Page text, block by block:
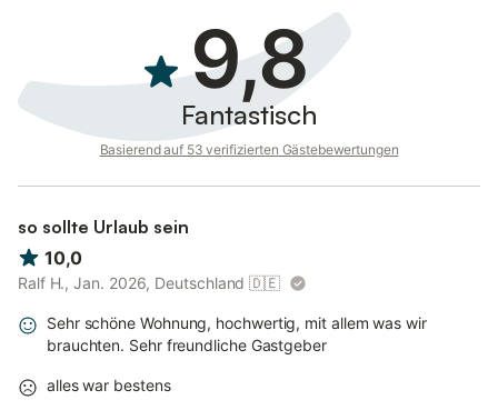
9,8
Fantastisch
Basierend auf 53 verifizierten Gästebewertungen
so sollte Urlaub sein
10,0
Ralf H., Jan. 2026, Deutschland 🇩🇪
Sehr schöne Wohnung, hochwertig, mit allem was wir
brauchten. Sehr freundliche Gastgeber
alles war bestens